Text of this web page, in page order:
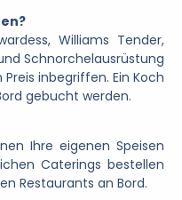
Williams Tender,
Schnorchelausrüstung
inbegriffen. Ein Koch
gebucht werden.
Ihre eigenen Speisen
Caterings bestellen
Restaurants an Bord.